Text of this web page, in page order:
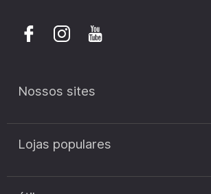
Nossos sites
discount.pt
discount.sk
Lojas populares
Cupão de desconto Zooplus